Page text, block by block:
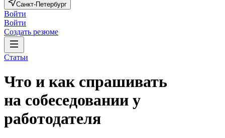
Санкт-Петербург
Войти
Войти
Создать резюме
Статьи
Что и как спрашивать
на собеседовании у
работодателя